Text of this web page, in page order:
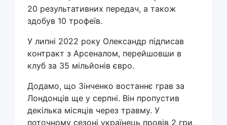
20 результативних передач, а також
здобув 10 трофеїв.
У липні 2022 року Олександр підписав
контракт з Арсеналом, перейшовши в
клуб за 35 мільйонів євро.
Додамо, що Зінченко востаннє грав за
Лондонців ще у серпні. Він пропустив
декілька місяців через травму. У
поточному сезоні українець провів 2 гри,